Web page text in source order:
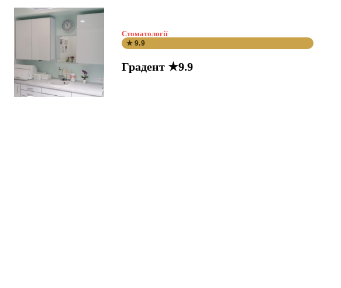
Стоматології
★ 9.9
Градент ★9.9